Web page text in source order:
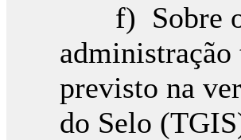
f) Sobre o
previsto na
do Selo